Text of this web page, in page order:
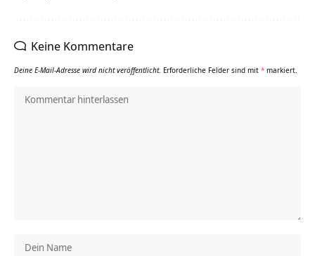
Keine Kommentare
Deine E-Mail-Adresse wird nicht veröffentlicht. Erforderliche Felder sind mit * markiert.